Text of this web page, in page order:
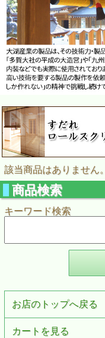
該当商品はありません。
商品検索
キーワード検索
お店のトップへ戻る
カートを見る